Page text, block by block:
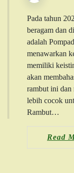
Pada tahun
beragam dan
adalah
menawarkan
memiliki
akan
rambut ini dan
lebih cocok
Rambut…
Read